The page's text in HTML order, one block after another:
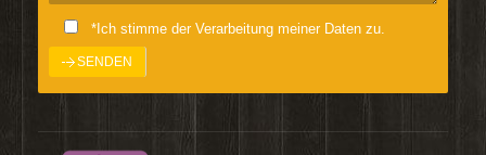
*Ich stimme der Verarbeitung meiner Daten zu.